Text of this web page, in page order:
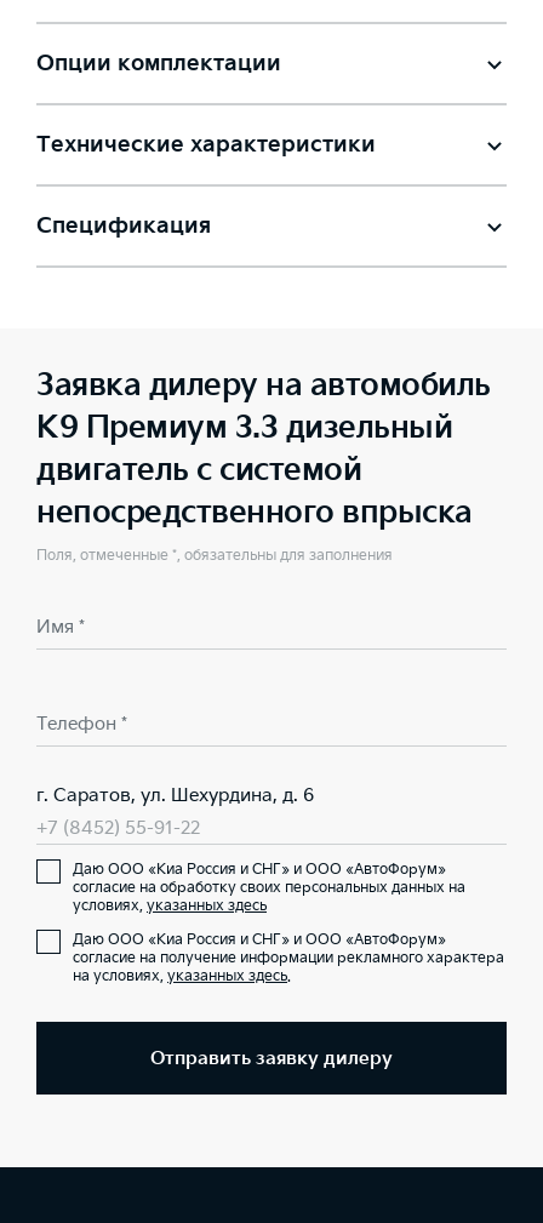
Опции комплектации
Технические характеристики
Спецификация
Заявка дилеру на автомобиль
K9 Премиум 3.3 дизельный
двигатель с системой
непосредственного впрыска
Поля, отмеченные *, обязательны для заполнения
Имя *
Телефон *
г. Саратов, ул. Шехурдина, д. 6
+7 (8452) 55-91-22
Даю ООО «Киа Россия и СНГ» и ООО «АвтоФорум»
согласие на обработку своих персональных данных на
условиях, указанных здесь
Даю ООО «Киа Россия и СНГ» и ООО «АвтоФорум»
согласие на получение информации рекламного характера
на условиях, указанных здесь.
Отправить заявку дилеру